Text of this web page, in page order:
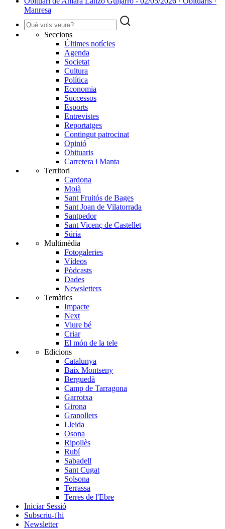
Manresa
Seccions
Últimes notícies
Agenda
Societat
Cultura
Política
Economia
Successos
Esports
Entrevistes
Reportatges
Contingut patrocinat
Opinió
Obituaris
Carretera i Manta
Territori
Cardona
Moià
Sant Fruitós de Bages
Sant Joan de Vilatorrada
Santpedor
Sant Vicenç de Castellet
Súria
Multimèdia
Fotogaleries
Vídeos
Pòdcasts
Dades
Newsletters
Temàtics
Impacte
Next
Viure bé
Criar
El món de la tele
Edicions
Catalunya
Baix Montseny
Berguedà
Camp de Tarragona
Garrotxa
Girona
Granollers
Lleida
Osona
Ripollès
Rubí
Sabadell
Sant Cugat
Solsona
Terrassa
Terres de l'Ebre
Iniciar Sessió
Subscriu-t'hi
Newsletter